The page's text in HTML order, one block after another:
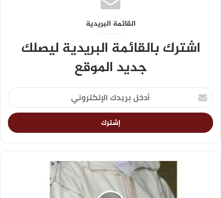
القائمة البريدية
اشترك بالقائمة البريدية ليصلك
جديد الموقع